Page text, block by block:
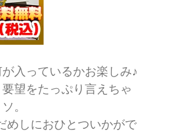
入っているかお楽しみ♪
望をたっぷり言えちゃ
。
めしにおひとついかがで